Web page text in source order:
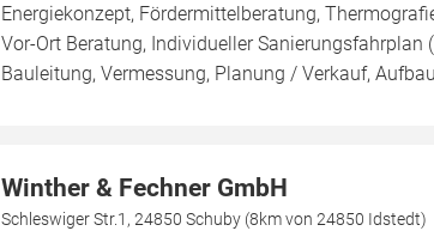
Energiekonzept, Fördermittelberatung,
Vor-Ort Beratung, Individueller Sanierungsfahrplan
Bauleitung, Vermessung, Planung / Verkauf,
Winther & Fechner GmbH
Schleswiger Str.1, 24850 Schuby (8km von 24850 Idstedt)